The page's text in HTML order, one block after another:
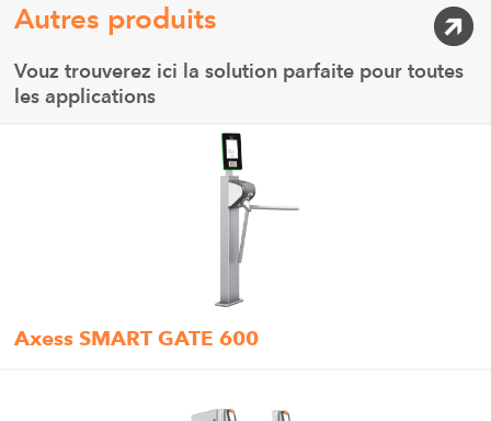
Autres produits
Vouz trouverez ici la solution parfaite pour toutes
les applications
Axess SMART GATE 600